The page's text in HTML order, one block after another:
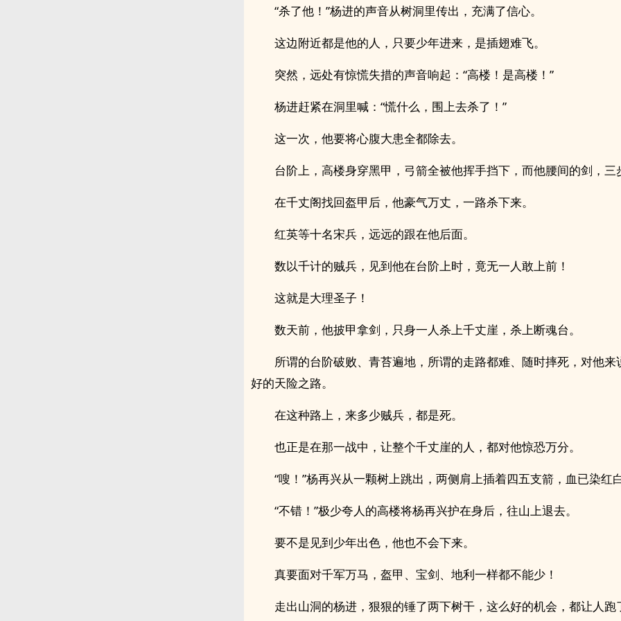
“杀了他！”杨进的声音从树洞里传出，充满了信心。
这边附近都是他的人，只要少年进来，是插翅难飞。
突然，远处有惊慌失措的声音响起：“高楼！是高楼！”
杨进赶紧在洞里喊：“慌什么，围上去杀了！”
这一次，他要将心腹大患全都除去。
台阶上，高楼身穿黑甲，弓箭全被他挥手挡下，而他腰间的剑，三
在千丈阁找回盔甲后，他豪气万丈，一路杀下来。
红英等十名宋兵，远远的跟在他后面。
数以千计的贼兵，见到他在台阶上时，竟无一人敢上前！
这就是大理圣子！
数天前，他披甲拿剑，只身一人杀上千丈崖，杀上断魂台。
所谓的台阶破败、青苔遍地，所谓的走路都难、随时摔死，对他来
好的天险之路。
在这种路上，来多少贼兵，都是死。
也正是在那一战中，让整个千丈崖的人，都对他惊恐万分。
“嗖！”杨再兴从一颗树上跳出，两侧肩上插着四五支箭，血已染红白
“不错！”极少夸人的高楼将杨再兴护在身后，往山上退去。
要不是见到少年出色，他也不会下来。
真要面对千军万马，盔甲、宝剑、地利一样都不能少！
走出山洞的杨进，狠狠的锤了两下树干，这么好的机会，都让人跑